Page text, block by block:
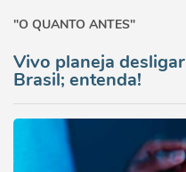
"O QUANTO ANTES"
Vivo planeja
Brasil; entenda!